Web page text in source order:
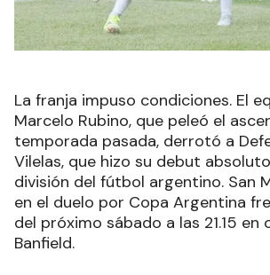
La franja impuso condiciones. El
Marcelo Rubino, que peleó el
temporada pasada, derrotó a
Vilelas, que hizo su debut
división del fútbol argentino. San
en el duelo por Copa Argentina
del próximo sábado a las 21.15 en
Banfield.